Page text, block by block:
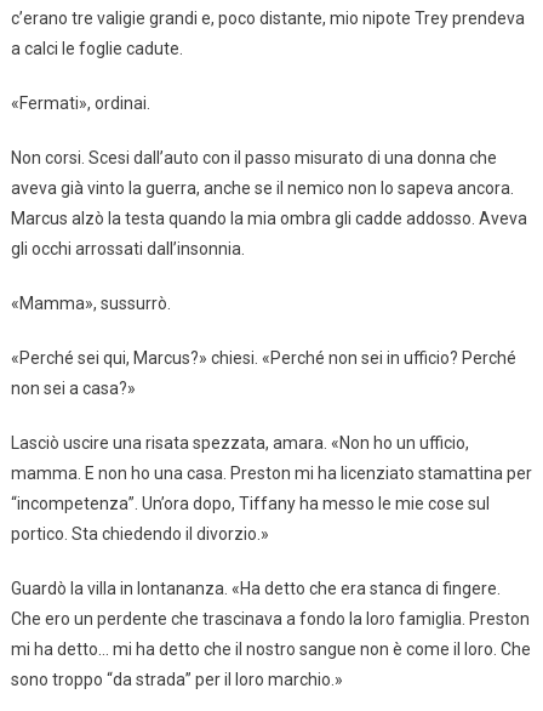
c’erano tre valigie grandi e, poco distante, mio nipote Trey prendeva
a calci le foglie cadute.
«Fermati», ordinai.
Non corsi. Scesi dall’auto con il passo misurato di una donna che
aveva già vinto la guerra, anche se il nemico non lo sapeva ancora.
Marcus alzò la testa quando la mia ombra gli cadde addosso. Aveva
gli occhi arrossati dall’insonnia.
«Mamma», sussurrò.
«Perché sei qui, Marcus?» chiesi. «Perché non sei in ufficio? Perché
non sei a casa?»
Lasciò uscire una risata spezzata, amara. «Non ho un ufficio,
mamma. E non ho una casa. Preston mi ha licenziato stamattina per
“incompetenza”. Un’ora dopo, Tiffany ha messo le mie cose sul
portico. Sta chiedendo il divorzio.»
Guardò la villa in lontananza. «Ha detto che era stanca di fingere.
Che ero un perdente che trascinava a fondo la loro famiglia. Preston
mi ha detto… mi ha detto che il nostro sangue non è come il loro. Che
sono troppo “da strada” per il loro marchio.»